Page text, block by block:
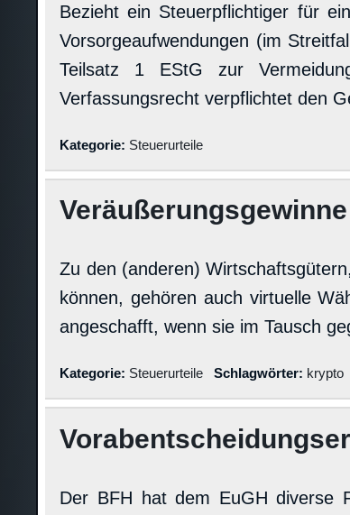
Bezieht ein Steuerpflichtiger für
Vorsorgeaufwendungen (im
Teilsatz 1 EStG zur
Verfassungsrecht verpflichtet den
Kategorie: Steuerurteile
Zu den (anderen)
können, gehören auch virtuelle
angeschafft, wenn sie im Tausch
Kategorie: Steuerurteile Schlagwörter: krypto
Der BFH hat dem EuGH diverse